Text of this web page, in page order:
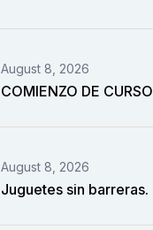
August 8, 2026
COMIENZO DE CURSO
August 8, 2026
Juguetes sin barreras.